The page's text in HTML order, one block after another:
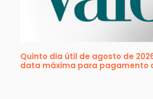
Quinto dia útil de agosto de
data máxima para pagamento